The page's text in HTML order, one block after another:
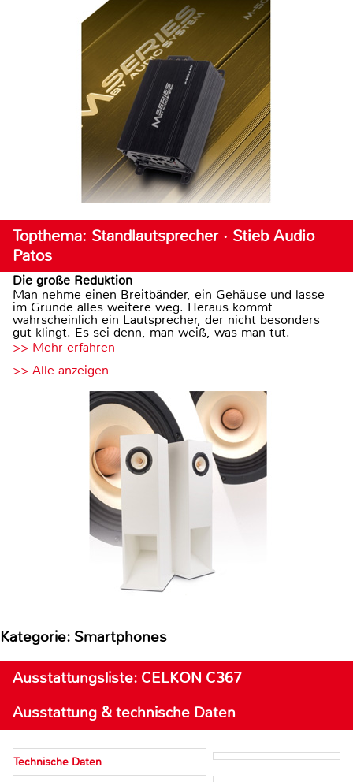
Topthema: Standlautsprecher · Stieb Audio
Patos
Die große Reduktion
Man nehme einen Breitbänder, ein Gehäuse und lasse
im Grunde alles weitere weg. Heraus kommt
wahrscheinlich ein Lautsprecher, der nicht besonders
gut klingt. Es sei denn, man weiß, was man tut.
>> Mehr erfahren
>> Alle anzeigen
Kategorie: Smartphones
Ausstattungsliste: CELKON C367
Ausstattung & technische Daten
Technische Daten